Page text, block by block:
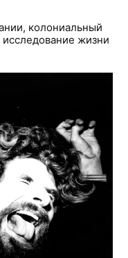
колониальный
исследование жизни